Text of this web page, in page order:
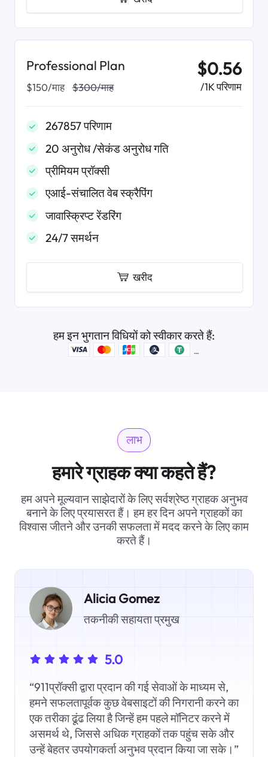
Professional Plan
$150/माह $300/माह
$0.56
/1K परिणाम
267857 परिणाम
20 अनुरोध /सेकंड अनुरोध गति
प्रीमियम प्रॉक्सी
एआई-संचालित वेब स्क्रैपिंग
जावास्क्रिप्ट रेंडरिंग
24/7 समर्थन
खरीद
हम इन भुगतान विधियों को स्वीकार करते हैं:
लाभ
हमारे ग्राहक क्या कहते हैं?
हम अपने मूल्यवान साझेदारों के लिए सर्वश्रेष्ठ ग्राहक अनुभव
बनाने के लिए प्रयासरत हैं। हम हर दिन अपने ग्राहकों का
विश्वास जीतने और उनकी सफलता में मदद करने के लिए काम
करते हैं।
Alicia Gomez
तकनीकी सहायता प्रमुख
5.0
“911प्रॉक्सी द्वारा प्रदान की गई सेवाओं के माध्यम से,
हमने सफलतापूर्वक कुछ वेबसाइटों की निगरानी करने का
एक तरीका ढूंढ लिया है जिन्हें हम पहले मॉनिटर करने में
असमर्थ थे, जिससे अधिक ग्राहकों तक पहुंच सके और
उन्हें बेहतर उपयोगकर्ता अनुभव प्रदान किया जा सके।”